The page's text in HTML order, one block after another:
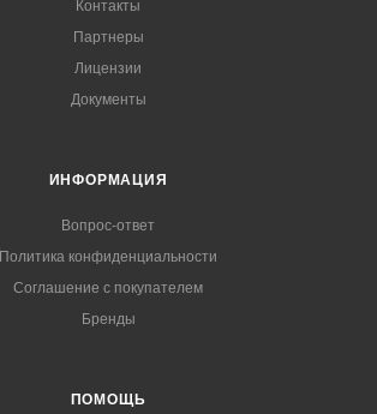
Контакты
Партнеры
Лицензии
Документы
ИНФОРМАЦИЯ
Вопрос-ответ
Политика конфиденциальности
Соглашение с покупателем
Бренды
ПОМОЩЬ